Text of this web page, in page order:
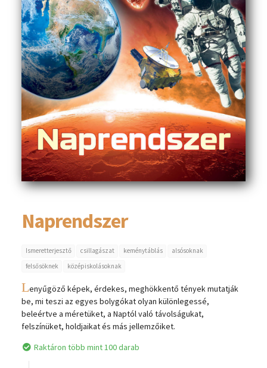
Naprendszer
Ismeretterjesztő csillagászat keménytáblás
alsósoknak
felsősöknek
középiskolásoknak
Lenyűgöző képek, érdekes, meghökkentő tények mutatják
be, mi teszi az egyes bolygókat olyan különlegessé,
beleértve a méretüket, a Naptól való távolságukat,
felszínüket, holdjaikat és más jellemzőiket.
Raktáron több mint 100 darab